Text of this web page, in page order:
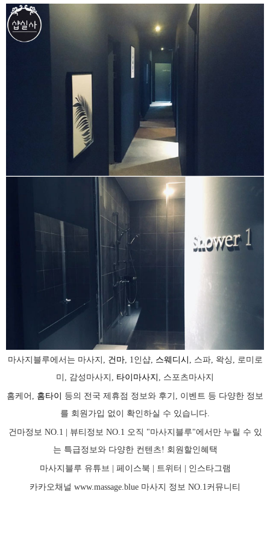
마사지블루에서는 마사지, 건마, 1인샵, 스웨디시
, 스파, 왁싱, 로미로
미, 감성마사지, 타이마사지 , 스포츠마사지
홈케어, 홈타이
등의 전국 제휴점 정보와 후기, 이벤트 등 다양한 정보
를 회원가입 없이 확인하실 수 있습니다.
건마정보 NO.1 | 뷰티정보 NO.1 오직 "마사지블루"에서만 누릴 수 있
는 특급정보와 다양한 컨텐츠! 회원할인혜택
마사지블루 유튜브 | 페이스북 | 트위터 | 인스타그램
카카오채널 www.massage.blue 마사지 정보 NO.1커뮤니티